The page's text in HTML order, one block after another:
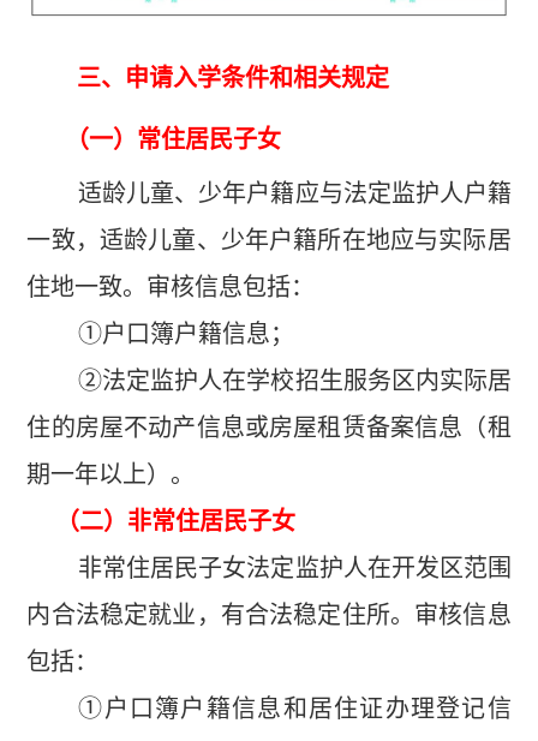
三、申请入学条件和相关规定
（一）常住居民子女
适龄儿童、少年户籍应与法定监护人户籍
一致，适龄儿童、少年户籍所在地应与实际居
住地一致。审核信息包括：
①户口簿户籍信息；
②法定监护人在学校招生服务区内实际居
住的房屋不动产信息或房屋租赁备案信息（租
期一年以上）。
（二）非常住居民子女
非常住居民子女法定监护人在开发区范围
内合法稳定就业，有合法稳定住所。审核信息
包括：
①户口簿户籍信息和居住证办理登记信